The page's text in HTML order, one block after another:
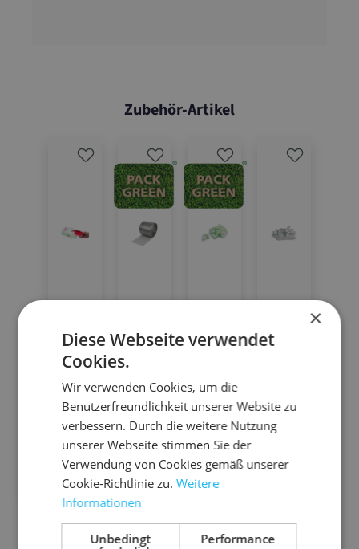
Zubehör-Artikel
03.D
L210
3SP
Do
ku
me
nte
nt
asc
SP
E
N
D
05.L
50
Ök
o-
Lu
ftp
ols
ter
foli
na
ch
lti
ge
06.F
flo
-
pa
k
Gr
ee
0,2
0,
25
cb
fü
06.S
Pa
cks
eid
en
pie
r
zu
n
×
Diese Webseite verwendet
Cookies.
Wir verwenden Cookies, um die
Benutzerfreundlichkeit unserer Website zu
verbessern. Durch die weitere Nutzung
unserer Webseite stimmen Sie der
Verwendung von Cookies gemäß unserer
Cookie-Richtlinie zu.Weitere
Informationen
Unbedingt
Performance